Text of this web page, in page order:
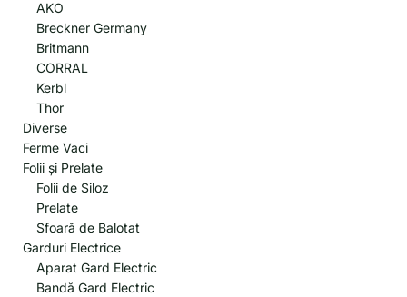
AKO
Breckner Germany
Britmann
CORRAL
Kerbl
Thor
Diverse
Ferme Vaci
Folii și Prelate
Folii de Siloz
Prelate
Sfoară de Balotat
Garduri Electrice
Aparat Gard Electric
Bandă Gard Electric